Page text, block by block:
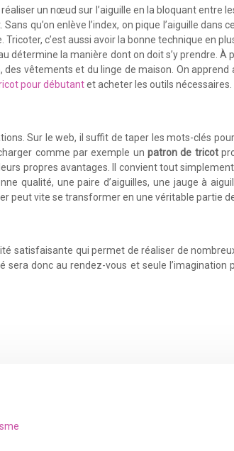
un nœud sur l’aiguille en la bloquant entre
qu’on enlève l’index, on pique l’aiguille
Tricoter, c’est aussi avoir la bonne technique en
détermine la manière dont on doit s’y prendre.
vêtements et du linge de maison. On apprend
pour débutantet acheter les outils nécessaires.
Sur le web, il suffit de taper les mots-clés
comme par exemple un patron de tricot
propres avantages. Il convient tout
qualité, une paire d’aiguilles, une jauge à
peut vite se transformer en une véritable partie
satisfaisante qui permet de réaliser de
sera donc au rendez-vous et seule